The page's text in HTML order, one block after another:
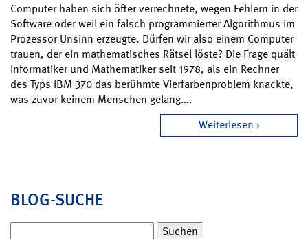
Computer haben sich öfter verrechnete, wegen Fehlern in der
Software oder weil ein falsch programmierter Algorithmus im
Prozessor Unsinn erzeugte. Dürfen wir also einem Computer
trauen, der ein mathematisches Rätsel löste? Die Frage quält
Informatiker und Mathematiker seit 1978, als ein Rechner
des Typs IBM 370 das berühmte Vierfarbenproblem knackte,
was zuvor keinem Menschen gelang….
Weiterlesen
BLOG-SUCHE